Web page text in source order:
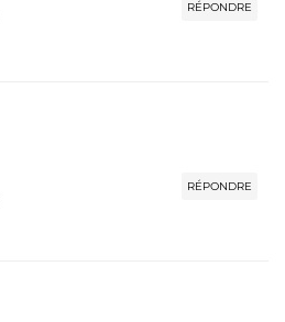
RÉPONDRE
RÉPONDRE